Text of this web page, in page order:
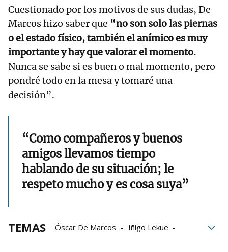
Cuestionado por los motivos de sus dudas, De
Marcos hizo saber que “no son solo las piernas
o el estado físico, también el anímico es muy
importante y hay que valorar el momento.
Nunca se sabe si es buen o mal momento, pero
pondré todo en la mesa y tomaré una
decisión”.
“Como compañeros y buenos
amigos llevamos tiempo
hablando de su situación; le
respeto mucho y es cosa suya”
TEMAS Óscar De Marcos
Iñigo Lekue